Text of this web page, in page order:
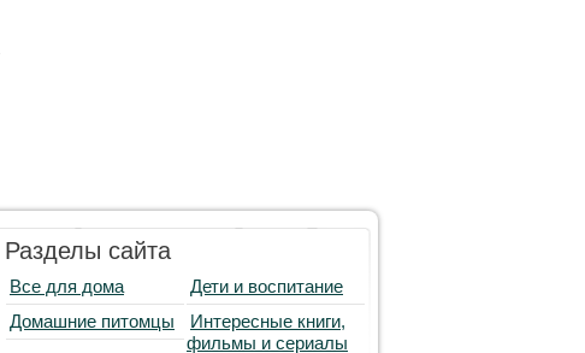
Разделы сайта
Все для дома
Дети и воспитание
Домашние питомцы
Интересные книги,
фильмы и сериалы